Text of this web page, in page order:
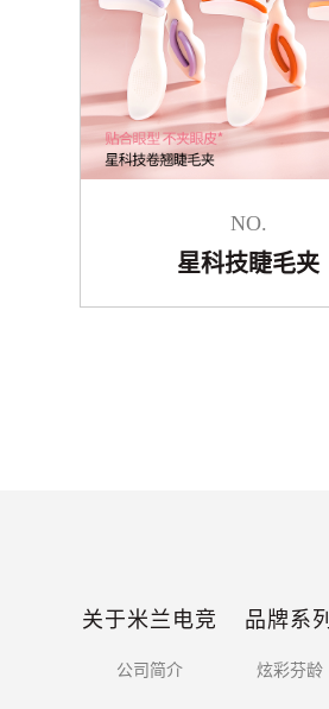
NO.
星科技睫毛夹
关于米兰电竞
公司简介
品牌系列
炫彩芬龄